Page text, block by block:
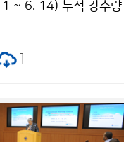
1 ~ 6. 14) 누적 강수량
3개월(90일) 누적 강
영)입니다.